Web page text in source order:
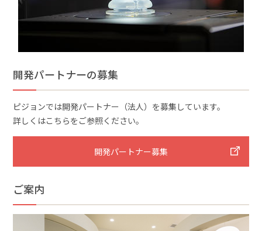
開発パートナーの募集
ピジョンでは開発パートナー（法人）を募集しています。
詳しくはこちらをご参照ください。
開発パートナー募集
ご案内